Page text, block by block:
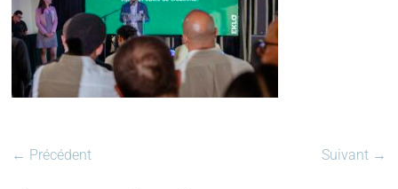
← Précédent Suivant →